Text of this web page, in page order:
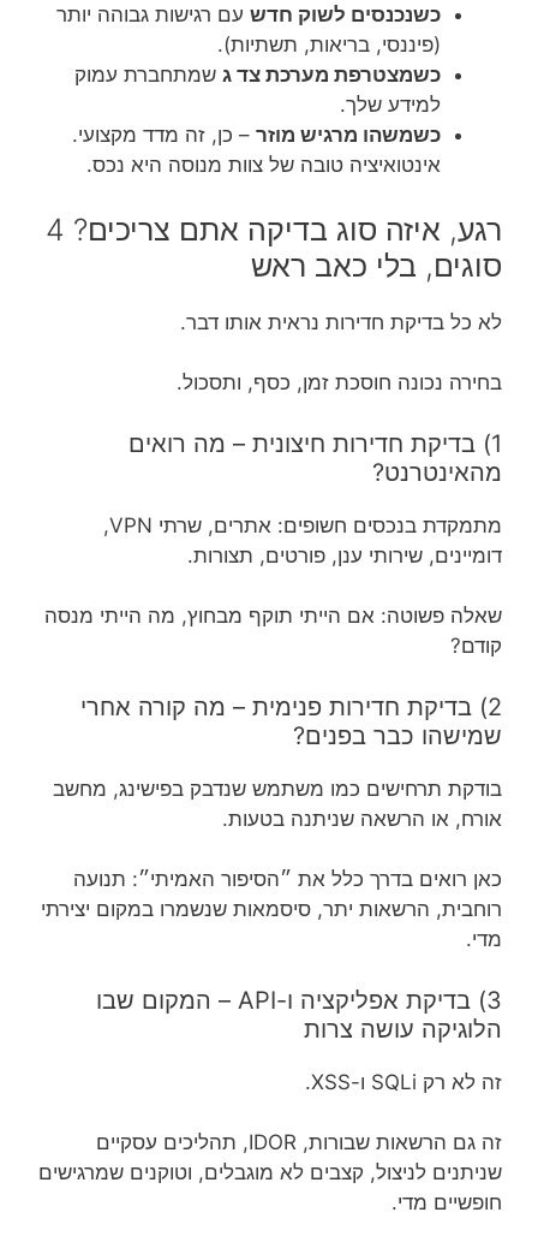
כשנכנסים לשוק חדש עם רגישות גבוהה יותר
(פיננסי, בריאות, תשתיות).
כשמצטרפת מערכת צד ג שמתחברת עמוק
למידע שלך.
כשמשהו מרגיש מוזר – כן, זה מדד מקצועי.
אינטואיציה טובה של צוות מנוסה היא נכס.
רגע, איזה סוג בדיקה אתם צריכים? 4
סוגים, בלי כאב ראש
לא כל בדיקת חדירות נראית אותו דבר.
בחירה נכונה חוסכת זמן, כסף, ותסכול.
1) בדיקת חדירות חיצונית – מה רואים
מהאינטרנט?
מתמקדת בנכסים חשופים: אתרים, שרתי VPN,
דומיינים, שירותי ענן, פורטים, תצורות.
שאלה פשוטה: אם הייתי תוקף מבחוץ, מה הייתי מנסה
קודם?
2) בדיקת חדירות פנימית – מה קורה אחרי
שמישהו כבר בפנים?
בודקת תרחישים כמו משתמש שנדבק בפישינג, מחשב
אורח, או הרשאה שניתנה בטעות.
כאן רואים בדרך כלל את ״הסיפור האמיתי״: תנועה
רוחבית, הרשאות יתר, סיסמאות שנשמרו במקום יצירתי
מדי.
3) בדיקת אפליקציה ו-API – המקום שבו
הלוגיקה עושה צרות
זה לא רק SQLi ו-XSS.
זה גם הרשאות שבורות, IDOR, תהליכים עסקיים
שניתנים לניצול, קצבים לא מוגבלים, וטוקנים שמרגישים
חופשיים מדי.